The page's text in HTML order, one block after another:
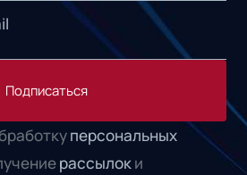
Подписаться
персональных
рассылоки